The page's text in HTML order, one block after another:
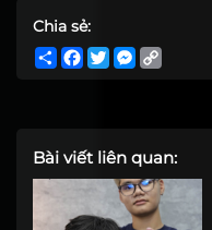
Chia sẻ:
ShareFacebook
TwitterMessenger
Bài viết liên quan: